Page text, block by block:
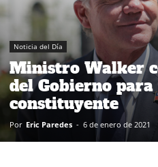
Noticia del Día
Ministro Walker
del Gobierno
constituyente
Por Eric Paredes - 6 de enero de 2021